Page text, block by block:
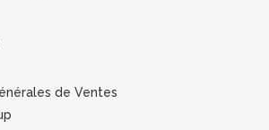
de Ventes